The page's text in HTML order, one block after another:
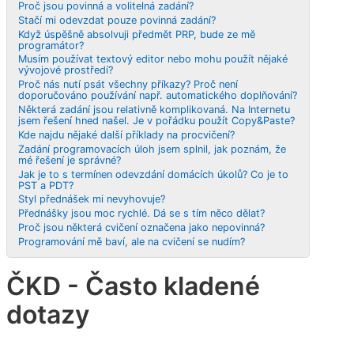
Proč jsou povinná a volitelná zadání?
Stačí mi odevzdat pouze povinná zadání?
Když úspěšně absolvuji předmět PRP, bude ze mě
programátor?
Musím používat textový editor nebo mohu použít nějaké
vývojové prostředí?
Proč nás nutí psát všechny příkazy? Proč není
doporučováno používání např. automatického doplňování?
Některá zadání jsou relativně komplikovaná. Na Internetu
jsem řešení hned našel. Je v pořádku použít Copy&Paste?
Kde najdu nějaké další příklady na procvičení?
Zadání programovacích úloh jsem splnil, jak poznám, že
mé řešení je správné?
Jak je to s termínen odevzdání domácích úkolů? Co je to
PST a PDT?
Styl přednášek mi nevyhovuje?
Přednášky jsou moc rychlé. Dá se s tím něco dělat?
Proč jsou některá cvičení označena jako nepovinná?
Programování mě baví, ale na cvičení se nudím?
ČKD - Často kladené
dotazy